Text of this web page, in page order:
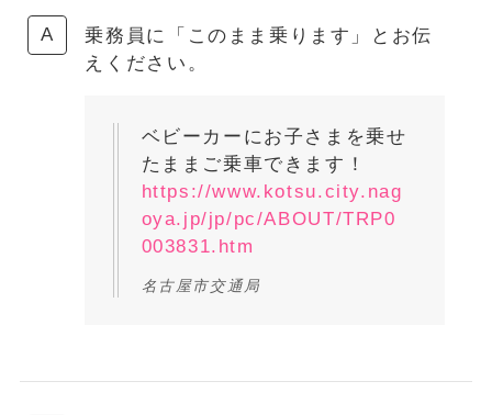
乗務員に「このまま乗ります」とお伝
えください。
ベビーカーにお子さまを乗せ
たままご乗車できます！
https://www.kotsu.city.nag
oya.jp/jp/pc/ABOUT/TRP0
003831.htm
名古屋市交通局